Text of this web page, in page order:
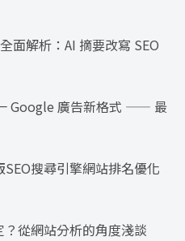
面解析：AI 摘要改寫 SEO
Google 廣告新格式 —— 最
搜尋引擎網站排名優化
從網站分析的角度淺談